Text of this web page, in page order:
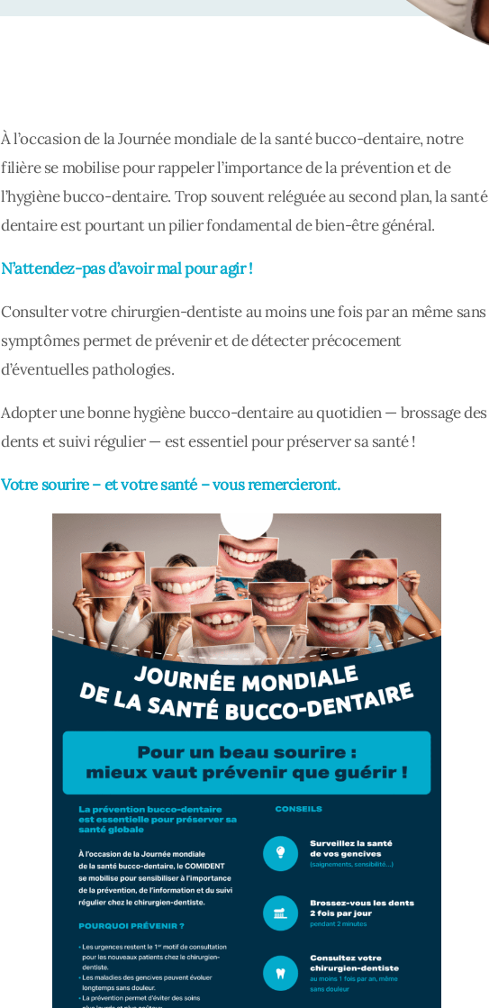
À l’occasion de la Journée mondiale de la santé bucco-dentaire, notre
filière se mobilise pour rappeler l’importance de la prévention et de
l’hygiène bucco-dentaire. Trop souvent reléguée au second plan, la santé
dentaire est pourtant un pilier fondamental de bien-être général.
N’attendez-pas d’avoir mal pour agir !
Consulter votre chirurgien-dentiste au moins une fois par an même sans
symptômes permet de prévenir et de détecter précocement
d’éventuelles pathologies.
Adopter une bonne hygiène bucco-dentaire au quotidien — brossage des
dents et suivi régulier — est essentiel pour préserver sa santé !
Votre sourire – et votre santé – vous remercieront.